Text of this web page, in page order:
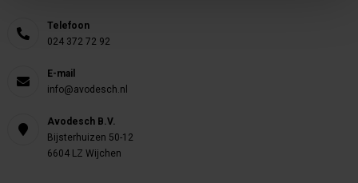
Telefoon
024 372 72 92
E-mail
info@avodesch.nl
Avodesch B.V.
Bijsterhuizen 50-12
6604 LZ Wijchen